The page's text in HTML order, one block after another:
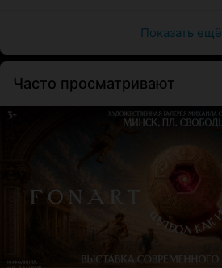
Показать ещё
Часто просматривают